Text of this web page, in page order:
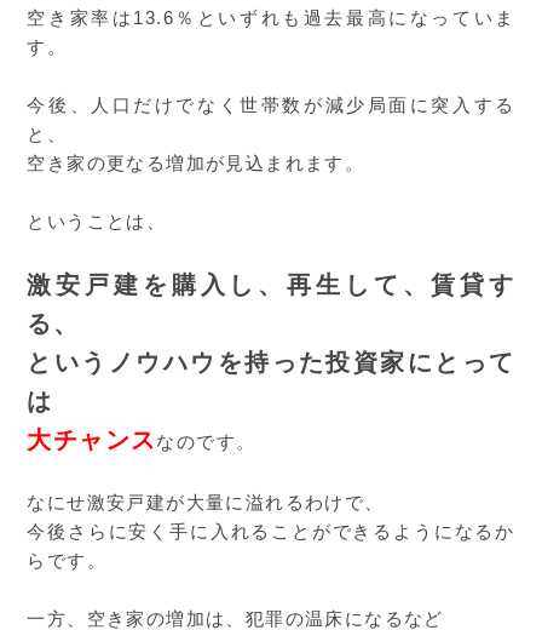
空き家率は13.6％といずれも過去最高になっていま
す。
今後、人口だけでなく世帯数が減少局面に突入する
と、
空き家の更なる増加が見込まれます。
ということは、
激安戸建を購入し、再生して、賃貸す
る、
というノウハウを持った投資家にとって
は
大チャンスなのです。
なにせ激安戸建が大量に溢れるわけで、
今後さらに安く手に入れることができるようになるか
らです。
一方、空き家の増加は、犯罪の温床になるなど